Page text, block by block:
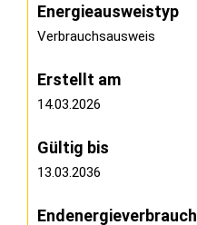
Energie­ausweistyp
Verbrauchsausweis
Erstellt am
14.03.2026
Gültig bis
13.03.2036
Endenergieverbrauch